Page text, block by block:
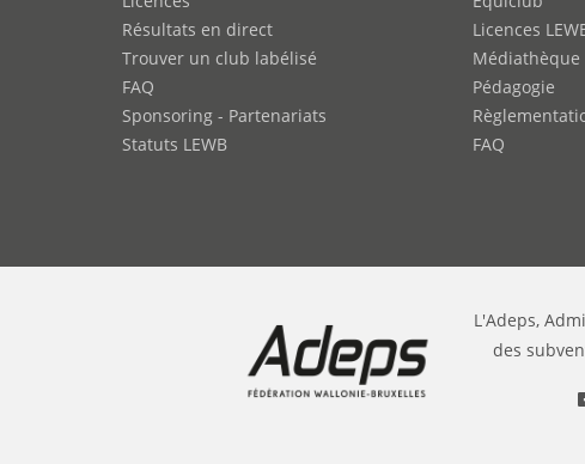
Résultats en direct
Trouver un club labélisé
FAQ
Sponsoring - Partenariats
Statuts LEWB
Licences
Médiathèque
Pédagogie
FAQ
L'Adeps,
des